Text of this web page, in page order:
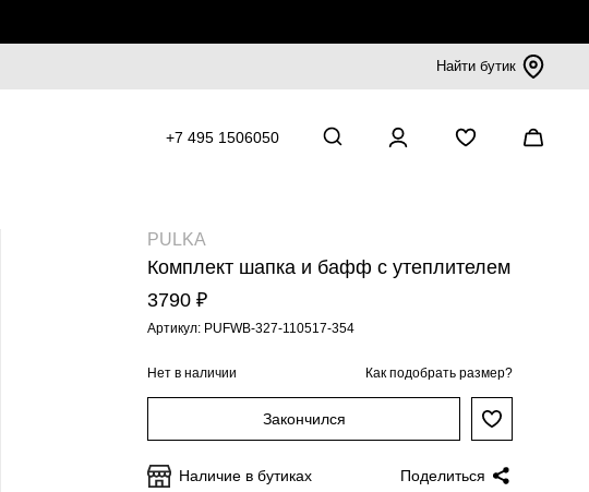
Найти бутик
+7 495 1506050
PULKA
Комплект шапка и бафф с утеплителем
3790 ₽
Артикул: PUFWB-327-110517-354
Нет в наличии Как подобрать размер?
Закончился
Наличие в бутиках Поделиться